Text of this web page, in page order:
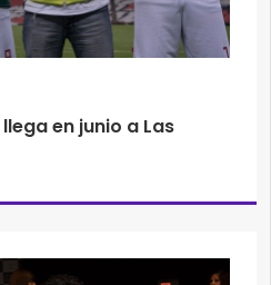
llega en junio a Las